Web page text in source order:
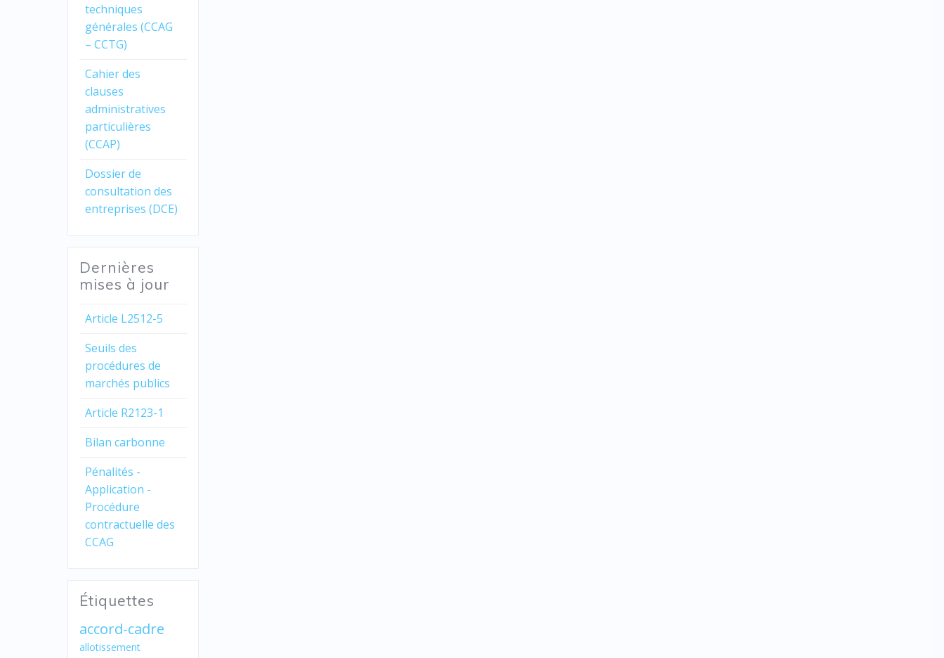
techniques
générales (CCAG
– CCTG)
Cahier des
clauses
administratives
particulières
(CCAP)
Dossier de
consultation des
entreprises (DCE)
Dernières
mises à jour
Article L2512-5
Seuils des
procédures de
marchés publics
Article R2123-1
Bilan carbonne
Pénalités -
Application -
Procédure
contractuelle des
CCAG
Étiquettes
accord-cadre
allotissement